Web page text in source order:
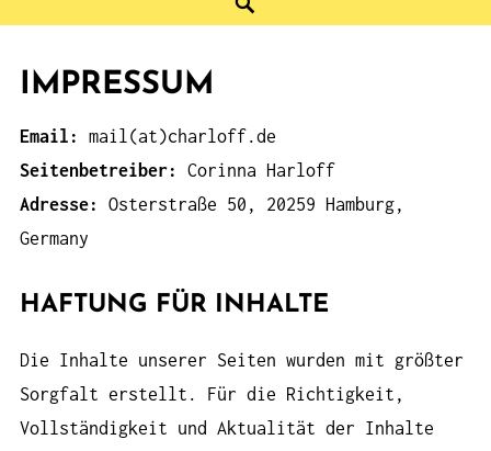
IMPRESSUM
Email:
mail(at)charloff.de
Seitenbetreiber:
Corinna Harloff
Adresse:
Osterstraße 50, 20259 Hamburg,
Germany
HAFTUNG FÜR INHALTE
Die Inhalte unserer Seiten wurden mit größter
Sorgfalt erstellt. Für die Richtigkeit,
Vollständigkeit und Aktualität der Inhalte